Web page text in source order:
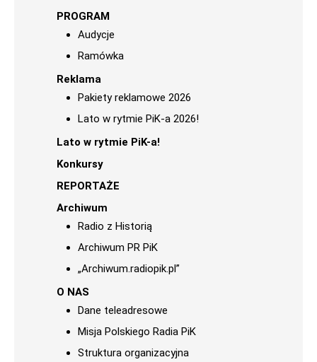
PROGRAM
Audycje
Ramówka
Reklama
Pakiety reklamowe 2026
Lato w rytmie PiK-a 2026!
Lato w rytmie PiK-a!
Konkursy
REPORTAŻE
Archiwum
Radio z Historią
Archiwum PR PiK
„Archiwum.radiopik.pl”
O NAS
Dane teleadresowe
Misja Polskiego Radia PiK
Struktura organizacyjna